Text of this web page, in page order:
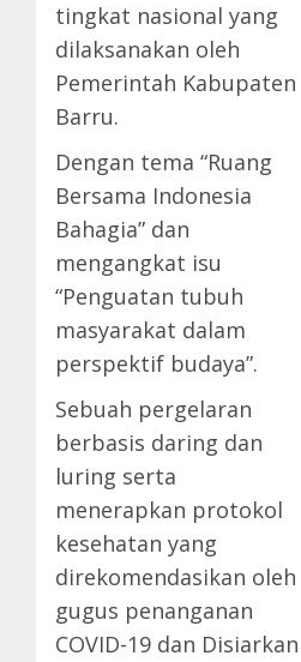
tingkat nasional yang
dilaksanakan oleh
Pemerintah Kabupaten
Barru.
Dengan tema “Ruang
Bersama Indonesia
Bahagia” dan
mengangkat isu
“Penguatan tubuh
masyarakat dalam
perspektif budaya”.
Sebuah pergelaran
berbasis daring dan
luring serta
menerapkan protokol
kesehatan yang
direkomendasikan oleh
gugus penanganan
COVID-19 dan Disiarkan